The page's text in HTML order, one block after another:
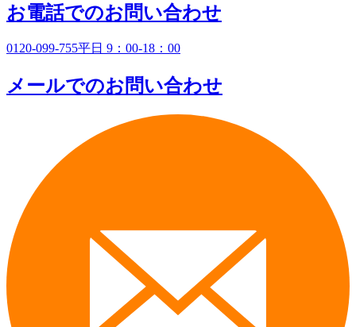
お電話でのお問い合わせ
0120-099-755平日 9：00-18：00
メールでのお問い合わせ